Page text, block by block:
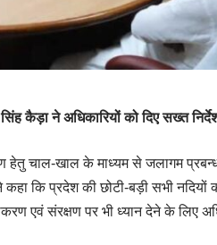
कैड़ा ने अधिकारियों को दिए सख्त
हेतु चाल-खाल के माध्यम से जलागम
कि प्रदेश की छोटी-बड़ी सभी नदियों
एवं संरक्षण पर भी ध्यान देने के लिए